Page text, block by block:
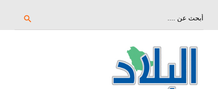
search